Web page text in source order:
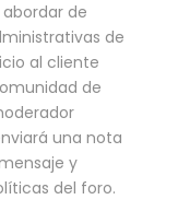
de
de
al cliente
de
una nota
y
del foro.